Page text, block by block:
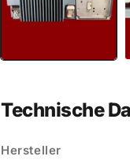
Technische
Hersteller